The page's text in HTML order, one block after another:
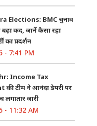
Elections: BMC चुनाव
कद, जानें कैसा रहा
का प्रदर्शन
- 7:41 PM
Income Tax
टीम ने आनंदा डेयरी पर
लगातार जारी
- 11:32 AM